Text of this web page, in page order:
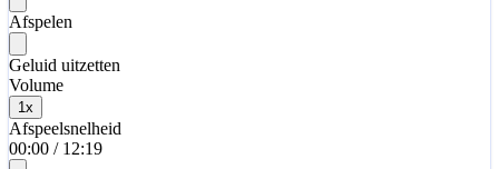
Afspelen
Geluid uitzetten
Volume
1 x
Afspeelsnelheid
00:00 / 12:19